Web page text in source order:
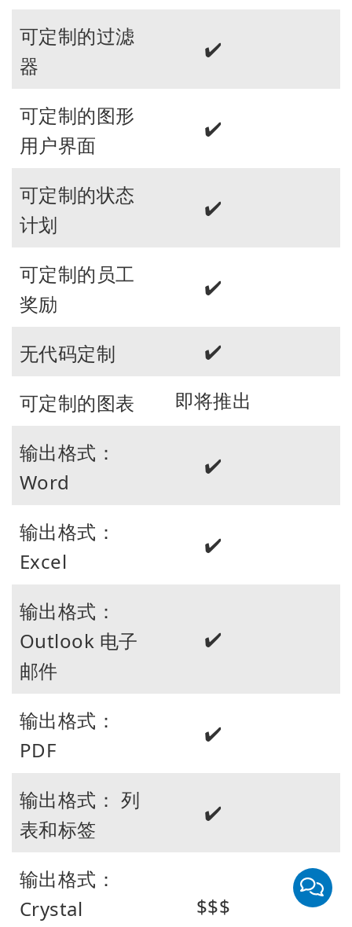
可定制的过滤
器
✔️
可定制的图形
用户界面
✔️
可定制的状态
计划
✔️
可定制的员工
奖励
✔️
无代码定制
✔️
可定制的图表
即将推出
输出格式：
Word
✔️
输出格式：
Excel
✔️
输出格式：
Outlook 电子
邮件
✔️
输出格式：
PDF
✔️
输出格式： 列
表和标签
✔️
输出格式：
Crystal
$$$